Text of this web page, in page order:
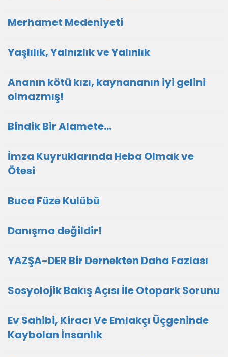
Merhamet Medeniyeti
Yaşlılık, Yalnızlık ve Yalınlık
Ananın kötü kızı, kaynananın iyi gelini
olmazmış!
Bindik Bir Alamete...
İmza Kuyruklarında Heba Olmak ve
Ötesi
Buca Füze Kulübü
Danışma değildir!
YAZŞA-DER Bir Dernekten Daha Fazlası
Sosyolojik Bakış Açısı İle Otopark Sorunu
Ev Sahibi, Kiracı Ve Emlakçı Üçgeninde
Kaybolan İnsanlık